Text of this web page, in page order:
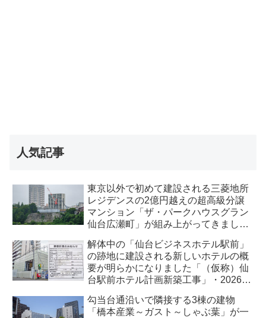
人気記事
東京以外で初めて建設される三菱地所
レジデンスの2億円越えの超高級分譲
マンション「ザ・パークハウスグラン
仙台広瀬町」が組み上がってきまし
解体中の「仙台ビジネスホテル駅前」
の跡地に建設される新しいホテルの概
要が明らかになりました「（仮称）仙
台駅前ホテル計画新築工事」・2026年
勾当台通沿いで隣接する3棟の建物
「橋本産業～ガスト～しゃぶ葉」が一